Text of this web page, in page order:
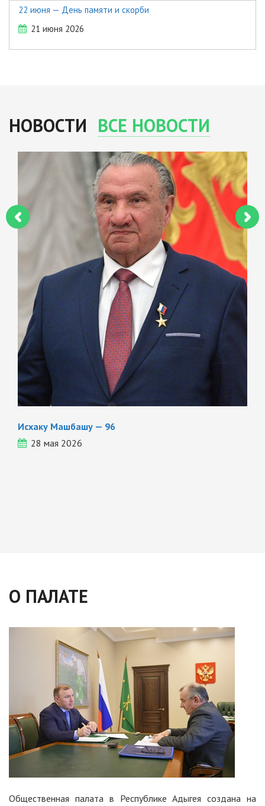
22 июня — День памяти и скорби
21 июня 2026
НОВОСТИ ВСЕ НОВОСТИ
Исхаку Машбашу — 96
28 мая 2026
О ПАЛАТЕ
Общественная палата в Республике Адыгея создана на